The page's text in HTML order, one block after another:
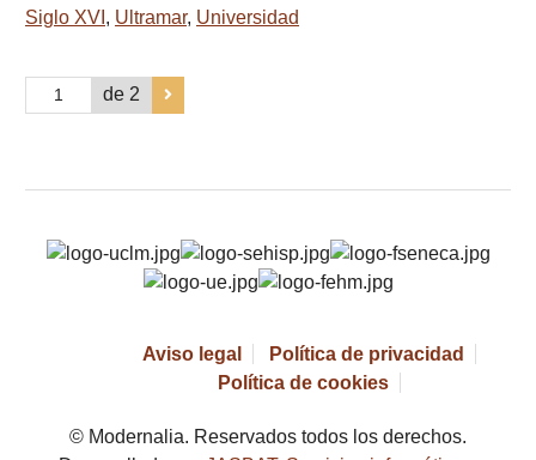
Siglo XVI , Ultramar, Universidad
de 2
Aviso legal
Política de privacidad
Política de cookies
© Modernalia. Reservados todos los derechos.